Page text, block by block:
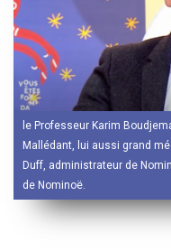
le Professeur Karim
Mallédant, lui aussi grand
Duff, administrateur de
de Nominoë.